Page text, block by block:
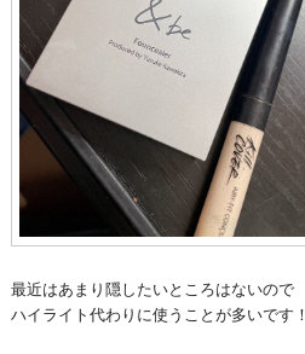
最近はあまり隠したいところはないので
ハイライト代わりに使うことが多いです！